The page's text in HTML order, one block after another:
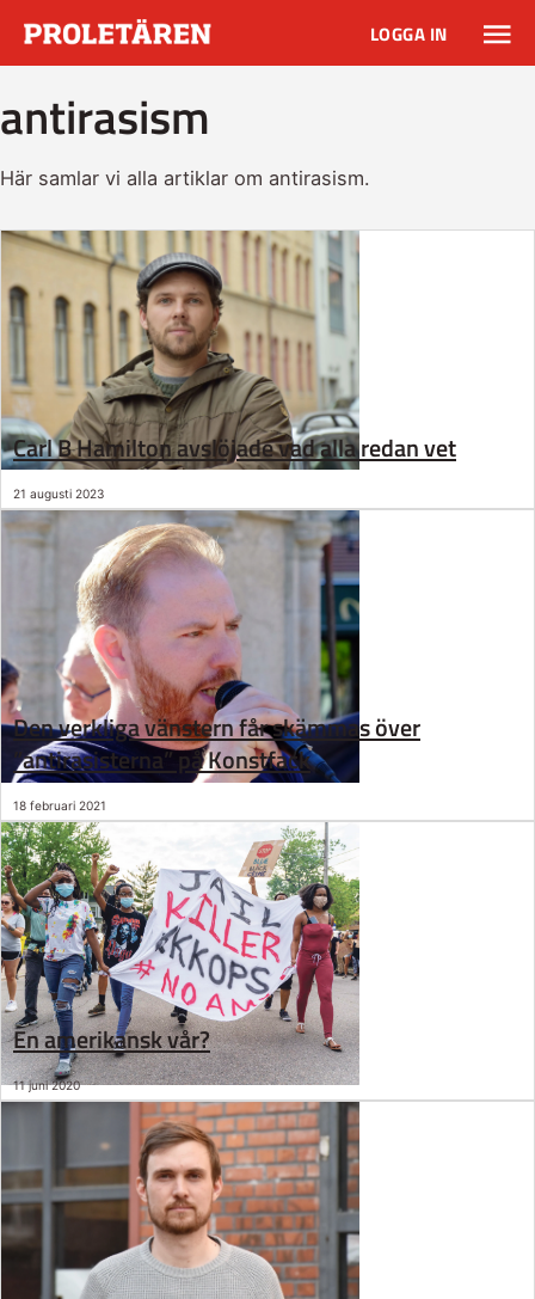
LOGGA IN
antirasism
Här samlar vi alla artiklar om antirasism.
Carl B Hamilton avslöjade vad alla redan vet
21 augusti 2023
Den verkliga vänstern får skämmas över
”antirasisterna” på Konstfack
18 februari 2021
En amerikansk vår?
11 juni 2020